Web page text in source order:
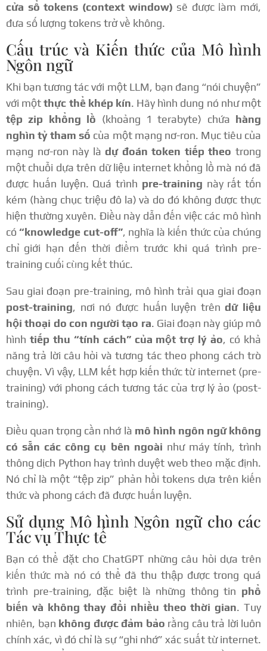
cửa sổ tokens (context window) sẽ được làm mới,
đưa số lượng tokens trở về không.
Cấu trúc và Kiến thức của Mô hình
Ngôn ngữ
Khi bạn tương tác với một LLM, bạn đang “nói chuyện”
với mộtthực thể khép kín. Hãy hình dung nó như một
tệp zip khổng lồ (khoảng 1 terabyte) chứa hàng
nghìn tỷ tham số của một mạng nơ-ron. Mục tiêu của
mạng nơ-ron này là dự đoán token tiếp theo trong
một chuỗi dựa trên dữ liệu internet khổng lồ mà nó đã
được huấn luyện. Quá trình pre-training này rất tốn
kém (hàng chục triệu đô la) và do đó không được thực
hiện thường xuyên. Điều này dẫn đến việc các mô hình
có“knowledge cut-off”, nghĩa là kiến thức của chúng
chỉ giới hạn đến thời điểm trước khi quá trình pre-
training cuối cùng kết thúc.
Sau giai đoạn pre-training, mô hình trải qua giai đoạn
post-training, nơi nó được huấn luyện trên dữ liệu
hội thoại do con người tạo ra. Giai đoạn này giúp mô
hình tiếp thu “tính cách” của một trợ lý ảo, có khả
năng trả lời câu hỏi và tương tác theo phong cách trò
chuyện. Vì vậy, LLM kết hợp kiến thức từ internet (pre-
training) với phong cách tương tác của trợ lý ảo (post-
training).
Điều quan trọng cần nhớ là mô hình ngôn ngữ không
có sẵn các công cụ bên ngoài như máy tính, trình
thông dịch Python hay trình duyệt web theo mặc định.
Nó chỉ là một “tệp zip” phản hồi tokens dựa trên kiến
thức và phong cách đã được huấn luyện.
Sử dụng Mô hình Ngôn ngữ cho các
Tác vụ Thực tế
Bạn có thể đặt cho ChatGPT những câu hỏi dựa trên
kiến thức mà nó có thể đã thu thập được trong quá
trình pre-training, đặc biệt là những thông tin phổ
biến và không thay đổi nhiều theo thời gian. Tuy
nhiên, bạn không được đảm bảo rằng câu trả lời luôn
chính xác, vì đó chỉ là sự “ghi nhớ” xác suất từ internet.